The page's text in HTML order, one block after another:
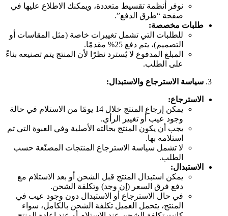
نوفر أنظمة تقسيط متعددة، ويمكنك الاطلاع عليها في
صفحة “طرق الدفع”.
طلبات مخصصة:
للطلبات التي تشمل تغييرات خاصة (مثل المقاسات أو
التصميم)، يتم دفع 25% مقدمًا.
المبلغ المدفوع لا يُسترد نظرًا لأن المنتج يتم تصنيعه بناءً
على الطلب.
سياسة الاسترجاع والاستبدال:
الاسترجاع:
يمكن إرجاع المنتج خلال 14 يومًا من الاستلام في حالة
وجود عيب أو تغيير الرأي.
يجب أن يكون المنتج بحالته الأصلية وفي العبوة التي تم
استلامه بها.
لا تشمل سياسة الاسترجاع المنتجات المصنّعة حسب
الطلب.
الاستبدال:
يمكن استبدال المنتج قبل الشحن أو بعد الاستلام مع
دفع فرق السعر (إن وجد) وتكلفة الشحن.
في حال الاسترجاع أو الاستبدال دون وجود عيب في
المنتج، يتحمل العميل تكلفة الشحن بالكامل، سواء